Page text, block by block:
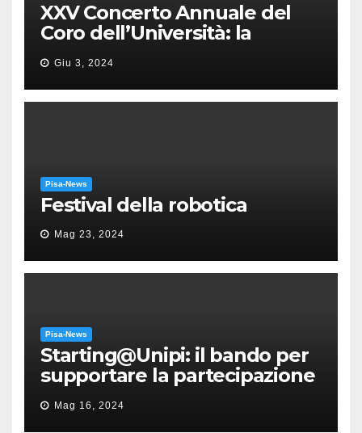
XXV Concerto Annuale del
Coro dell’Università: la
“Messa in gloria” di Giacomo
Puccini
Giu 3, 2024
Pisa-News
Festival della robotica
Mag 23, 2024
Pisa-News
Starting@Unipi: il bando per
supportare la partecipazione
all’ERC Starting Grant
Mag 16, 2024